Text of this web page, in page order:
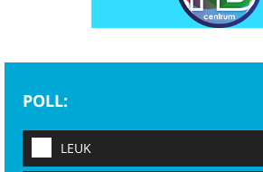
POLL:
LEUK